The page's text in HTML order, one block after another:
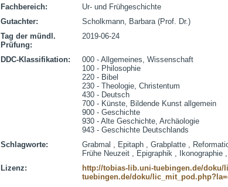
Fachbereich:
Ur- und Frühgeschichte
Gutachter:
Scholkmann, Barbara (Prof. Dr.)
Tag der mündl.
Prüfung:
2019-06-24
DDC-Klassifikation:
000 - Allgemeines, Wissenschaft
100 - Philosophie
220 - Bibel
230 - Theologie, Christentum
430 - Deutsch
700 - Künste, Bildende Kunst allgemein
900 - Geschichte
930 - Alte Geschichte, Archäologie
943 - Geschichte Deutschlands
Schlagworte:
Grabmal , Epitaph , Grabplatte ,
Frühe Neuzeit , Epigraphik , Ikonographie
Lizenz:
http://tobias-lib.uni-tuebingen.de/doku/
tuebingen.de/doku/